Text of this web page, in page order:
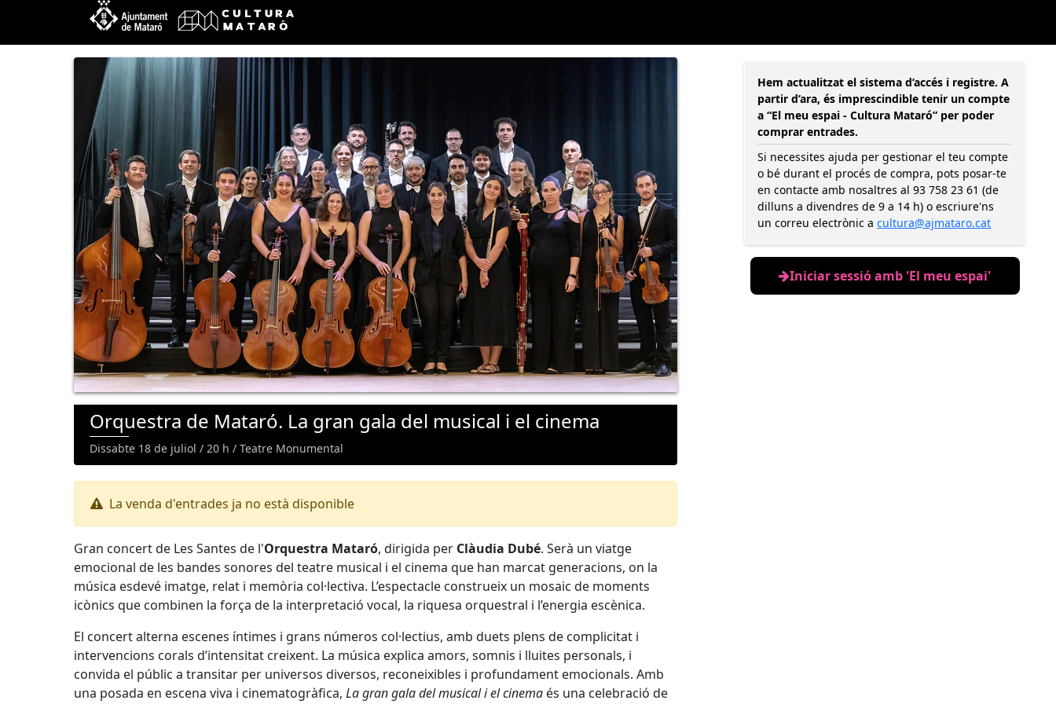
Orquestra de Mataró. La gran gala del musical i el cinema
Dissabte 18 de juliol / 20 h / Teatre Monumental
La venda d'entrades ja no està disponible
Gran concert de Les Santes de l'Orquestra Mataró, dirigida per Clàudia Dubé. Serà un viatge
emocional de les bandes sonores del teatre musical i el cinema que han marcat generacions, on la
música esdevé imatge, relat i memòria col·lectiva. L’espectacle construeix un mosaic de moments
icònics que combinen la força de la interpretació vocal, la riquesa orquestral i l’energia escènica.
El concert alterna escenes íntimes i grans números col·lectius, amb duets plens de complicitat i
intervencions corals d’intensitat creixent. La música explica amors, somnis i lluites personals, i
convida el públic a transitar per universos diversos, reconeixibles i profundament emocionals. Amb
una posada en escena viva i cinematogràfica, La gran gala del musical i el cinemaés una celebració de
Hem actualitzat el sistema d’accés i registre. A
partir d’ara, és imprescindible tenir un compte
a “El meu espai - Cultura Mataró” per poder
comprar entrades.
Si necessites ajuda per gestionar el teu compte
o bé durant el procés de compra, pots posar-te
en contacte amb nosaltres al 93 758 23 61 (de
dilluns a divendres de 9 a 14 h) o escriure'ns
un correu electrònic acultura@ajmataro.cat
Iniciar sessió amb 'El meu espai'